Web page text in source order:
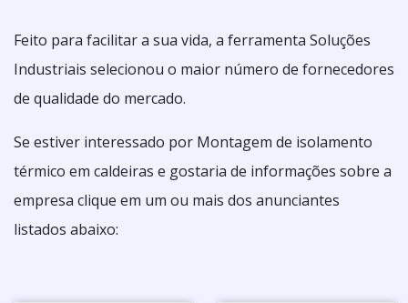
Feito para facilitar a sua vida, a ferramenta Soluções
Industriais selecionou o maior número de fornecedores
de qualidade do mercado.
Se estiver interessado por Montagem de isolamento
térmico em caldeiras e gostaria de informações sobre a
empresa clique em um ou mais dos anunciantes
listados abaixo: